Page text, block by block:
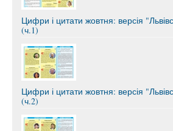
Цифри і цитати жовтня: версія
(ч.1)
Цифри і цитати жовтня: версія
(ч.2)